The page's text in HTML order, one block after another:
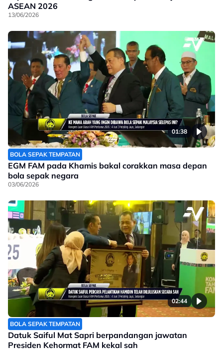
ASEAN 2026
13/06/2026
01:38
BOLA SEPAK TEMPATAN
EGM FAM pada Khamis bakal corakkan masa depan
bola sepak negara
03/06/2026
02:44
BOLA SEPAK TEMPATAN
Datuk Saiful Mat Sapri berpandangan jawatan
Presiden Kehormat FAM kekal sah